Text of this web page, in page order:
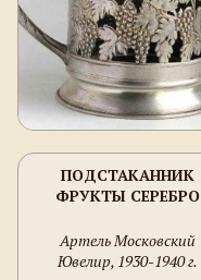
ПОДСТАКАННИК
ФРУКТЫ СЕРЕБРО
Артель Московский
Ювелир, 1930-1940 г.